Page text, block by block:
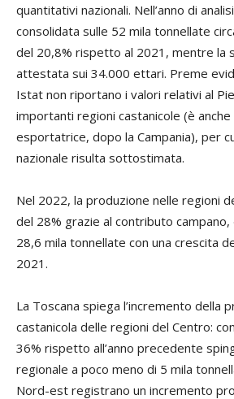
quantitativi nazionali. Nell’anno di
consolidata sulle 52 mila tonnellate
del 20,8% rispetto al 2021, mentre la
attestata sui 34.000 ettari. Preme
Istat non riportano i valori relativi al
importanti regioni castanicole (è
esportatrice, dopo la Campania), per
nazionale risulta sottostimata.
Nel 2022, la produzione nelle regioni
del 28% grazie al contributo
28,6 mila tonnellate con una crescita
2021.
La Toscana spiega l’incremento della
castanicola delle regioni del Centro:
36% rispetto all’anno precedente
regionale a poco meno di 5 mila
Nord-est registrano un incremento